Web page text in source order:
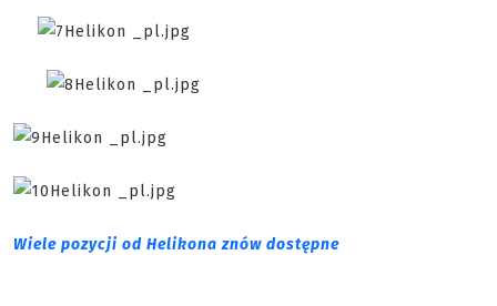
Wiele pozycji od Helikona znów dostępne